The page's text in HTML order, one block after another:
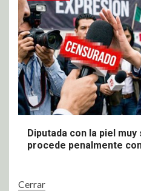
Diputada con la piel
procede penalmente
Cerrar